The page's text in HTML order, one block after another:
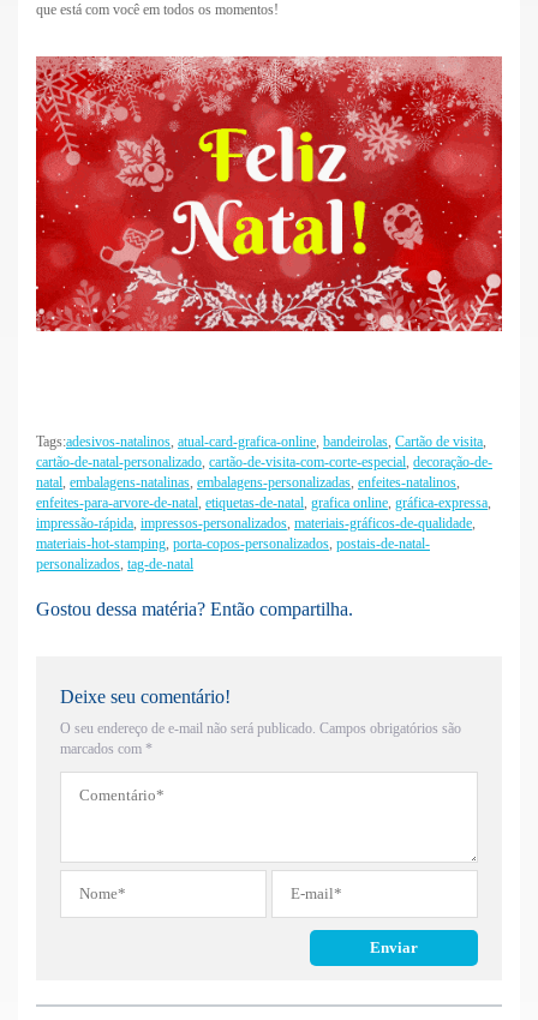
que está com você em todos os momentos!
Tags:adesivos-natalinos, atual-card-grafica-online, bandeirolas, Cartão de visita,
cartão-de-natal-personalizado, cartão-de-visita-com-corte-especial, decoração-de-
natal, embalagens-natalinas, embalagens-personalizadas, enfeites-natalinos,
enfeites-para-arvore-de-natal, etiquetas-de-natal, grafica online, gráfica-expressa,
impressão-rápida, impressos-personalizados, materiais-gráficos-de-qualidade,
materiais-hot-stamping, porta-copos-personalizados, postais-de-natal-
personalizados, tag-de-natal
Gostou dessa matéria? Então compartilha.
Deixe seu comentário!
O seu endereço de e-mail não será publicado. Campos obrigatórios são
marcados com *